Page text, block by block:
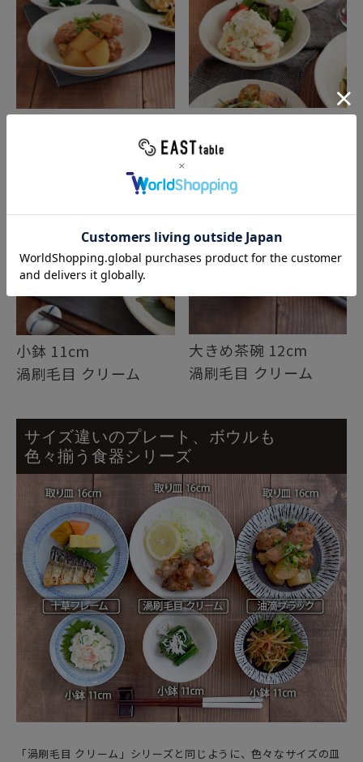
渦刷毛目 クリーム
渦刷毛目 クリーム
小鉢 11cm
渦刷毛目 クリーム
大きめ茶碗 12cm
渦刷毛目 クリーム
サイズ違いのプレート、ボウルも
色々揃う食器シリーズ
「渦刷毛目 クリーム」シリーズと同じように、色々なサイズの皿